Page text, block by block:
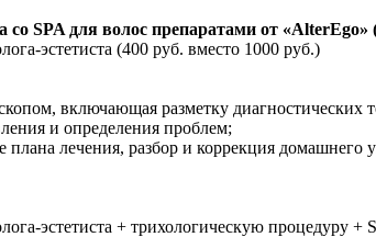
со SPA для волос препаратами от
эстетиста (400 руб. вместо 1000 руб.)
включающая разметку диагностических
и определения проблем;
лечения, разбор и коррекция домашнего
эстетиста + трихологическую процедуру